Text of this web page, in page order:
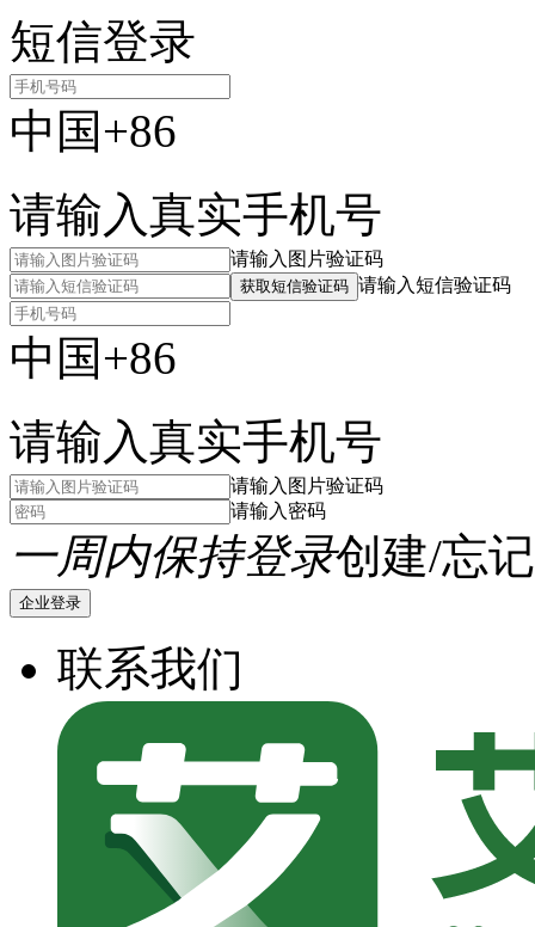
短信登录
中国+86
请输入真实手机号
请输入图片验证码
获取短信验证码 请输入短信验证码
中国+86
请输入真实手机号
请输入图片验证码
请输入密码
一周内保持登录创建/忘
企业登录
联系我们